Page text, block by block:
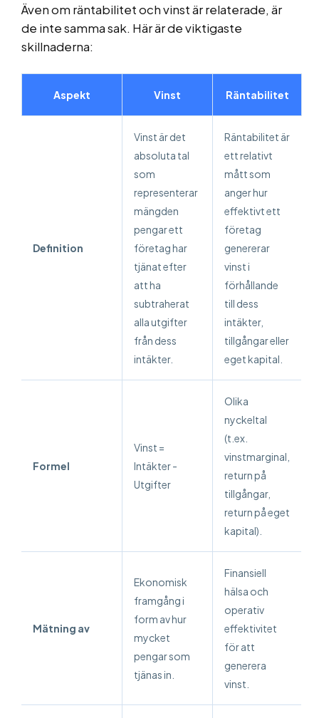
Även om räntabilitet och vinst är relaterade, är
de inte samma sak. Här är de viktigaste
skillnaderna:
Aspekt Vinst Räntabilitet
Definition
Vinst är det
absoluta tal
som
representerar
mängden
pengar ett
företag har
tjänat efter
att ha
subtraherat
alla utgifter
från dess
intäkter.
Räntabilitet är
ett relativt
mått som
anger hur
effektivt ett
företag
genererar
vinst i
förhållande
till dess
intäkter,
tillgångar eller
eget kapital.
Formel
Vinst =
Intäkter -
Utgifter
Olika
nyckeltal
(t.ex.
vinstmarginal,
return på
tillgångar,
return på eget
kapital).
Mätning av
Ekonomisk
framgång i
form av hur
mycket
pengar som
tjänas in.
Finansiell
hälsa och
operativ
effektivitet
för att
generera
vinst.